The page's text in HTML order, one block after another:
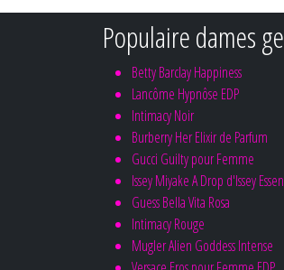
Populaire dames
Betty Barclay Happiness
Lancôme Hypnôse EDP
Intimacy Noir
Burberry Her Elixir de Parfum
Gucci Guilty pour Femme
Issey Miyake A Drop d'Issey
Guess Bella Vita Rosa
Intimacy Rouge
Mugler Alien Goddess Intense